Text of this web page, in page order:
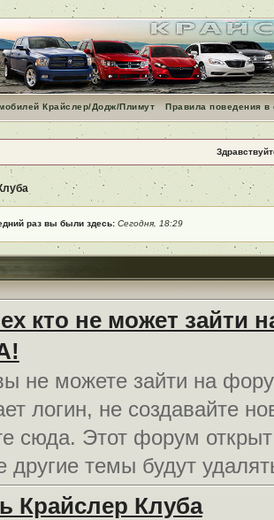
Крайслер/Додж/Плимут Правила поведения
раз вы были здесь: Сегодня, 18:29
кто не может зайти
не можете зайти на
логин, не создавайте
сюда. Этот форум открыт
темы будут
Крайслер Клуба